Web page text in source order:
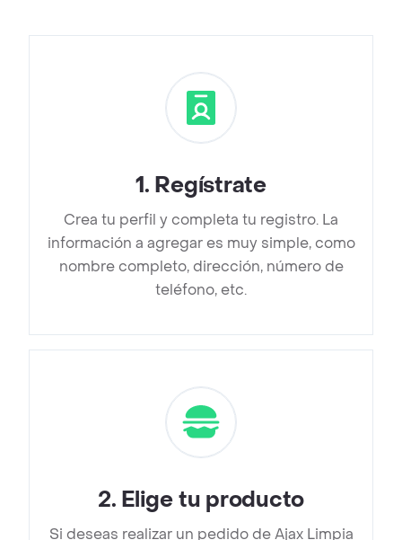
1. Regístrate
Crea tu perfil y completa tu registro. La
información a agregar es muy simple, como
nombre completo, dirección, número de
teléfono, etc.
2. Elige tu producto
Si deseas realizar un pedido de Ajax Limpia